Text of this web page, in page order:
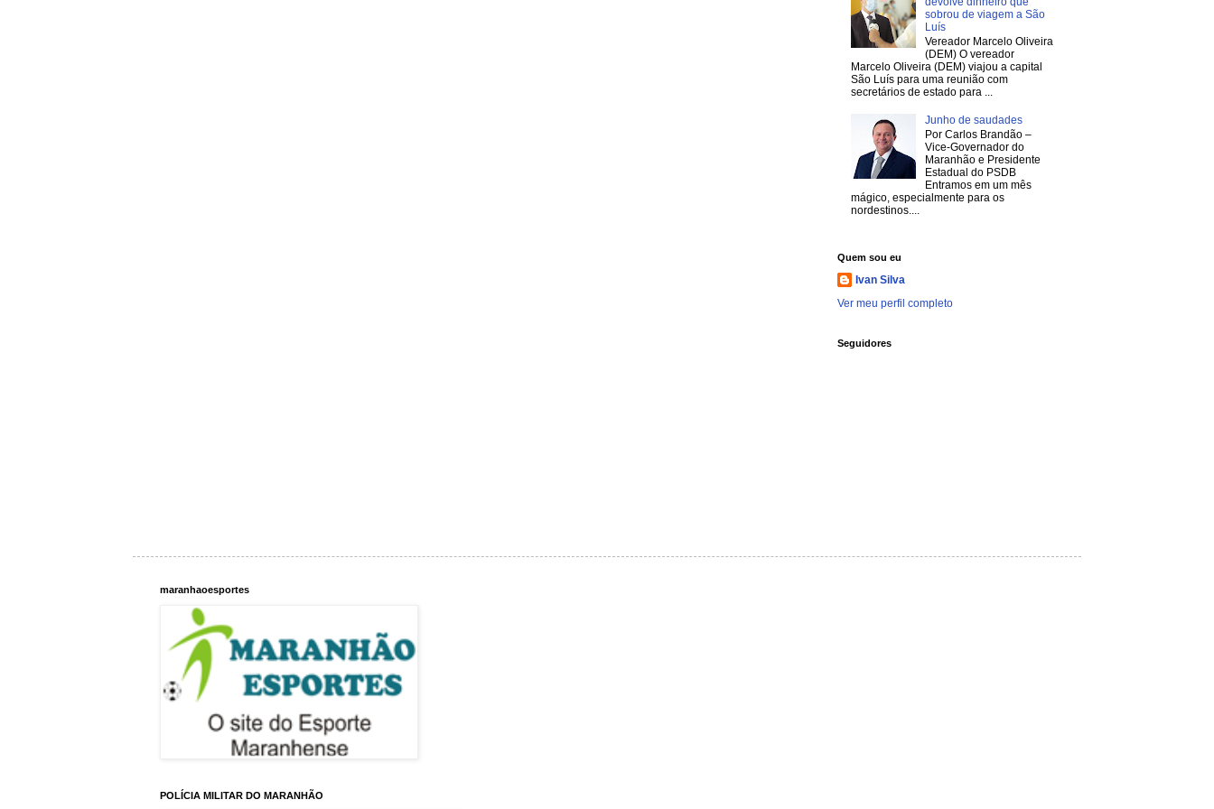
sobrou de viagem a São
Luís
Vereador Marcelo Oliveira
(DEM) O vereador
Marcelo Oliveira (DEM) viajou a capital
São Luís para uma reunião com
secretários de estado para ...
Junho de saudades
Por Carlos Brandão –
Vice-Governador do
Maranhão e Presidente
Estadual do PSDB
Entramos em um mês
mágico, especialmente para os
nordestinos....
Quem sou eu
Ivan Silva
Ver meu perfil completo
Seguidores
maranhaoesportes
POLÍCIA MILITAR DO MARANHÃO